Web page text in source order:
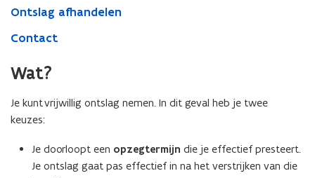
Ontslag afhandelen
Contact
Wat?
Je kunt vrijwillig ontslag nemen. In dit geval heb je twee
keuzes:
Je doorloopt een opzegtermijn die je effectief presteert.
Je ontslag gaat pas effectief in na het verstrijken van die